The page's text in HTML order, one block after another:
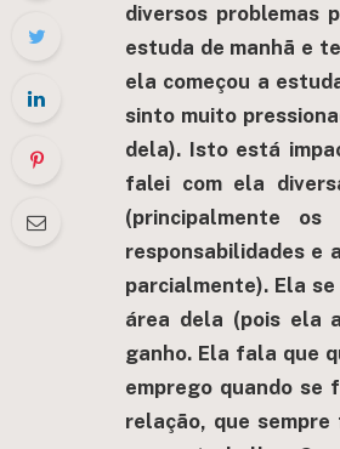
diversos problemas
estuda de manhã e
ela começou a
sinto muito
dela). Isto está
falei com ela
(principalmente
responsabilidades e
parcialmente). Ela
área dela (pois ela
ganho. Ela fala que
emprego quando se
relação, que